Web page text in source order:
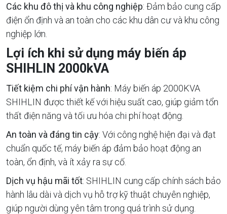
Các khu đô thị và khu công nghiệp: Đảm bảo cung cấp
điện ổn định và an toàn cho các khu dân cư và khu công
nghiệp lớn.
Lợi ích khi sử dụng máy biến áp
SHIHLIN 2000kVA
Tiết kiệm chi phí vận hành: Máy biến áp 2000KVA
SHIHLIN được thiết kế với hiệu suất cao, giúp giảm tổn
thất điện năng và tối ưu hóa chi phí hoạt động.
An toàn và đáng tin cậy: Với công nghệ hiện đại và đạt
chuẩn quốc tế, máy biến áp đảm bảo hoạt động an
toàn, ổn định, và ít xảy ra sự cố.
Dịch vụ hậu mãi tốt: SHIHLIN cung cấp chính sách bảo
hành lâu dài và dịch vụ hỗ trợ kỹ thuật chuyên nghiệp,
giúp người dùng yên tâm trong quá trình sử dụng.